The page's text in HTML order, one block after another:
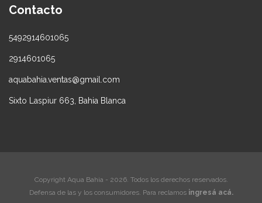
Contacto
5492914601065
2914601065
aquabahia.ventas@gmail.com
Sixto Laspiur 663, Bahia Blanca
Copyright Aqua Bahia - 2026. Todos los derechos reservados.
Defensa de las y los consumidores. Para reclamos ingresá acá.